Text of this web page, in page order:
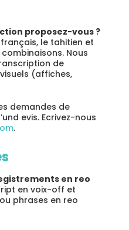
proposez-vous ?
le tahitien et
Nous
de
(affiches,
demandes de
evis. Ecrivez-nous
.
en reo
en voix-off et
phrases en reo